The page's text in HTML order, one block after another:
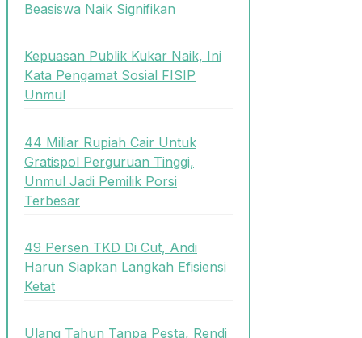
Beasiswa Naik Signifikan
Kepuasan Publik Kukar Naik, Ini
Kata Pengamat Sosial FISIP
Unmul
44 Miliar Rupiah Cair Untuk
Gratispol Perguruan Tinggi,
Unmul Jadi Pemilik Porsi
Terbesar
49 Persen TKD Di Cut, Andi
Harun Siapkan Langkah Efisiensi
Ketat
Ulang Tahun Tanpa Pesta, Rendi